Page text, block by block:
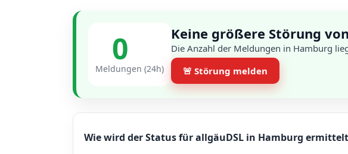
0
Meldungen (24h)
Keine größere Störung
Die Anzahl der Meldungen in Hamburg
🚨 Störung melden
Wie wird der Status für allgäuDSL in Hamburg